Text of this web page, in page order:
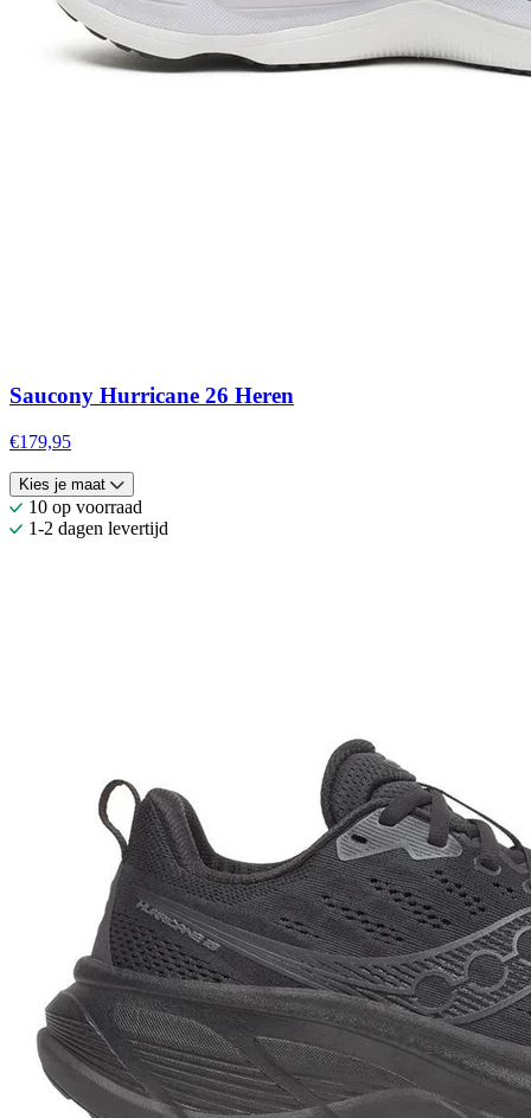
Saucony Hurricane 26 Heren
€179,95
Kies je maat
10 op voorraad
1-2 dagen levertijd